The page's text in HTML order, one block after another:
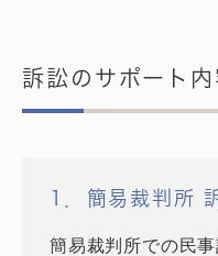
訴訟のサポート内
1．簡易裁判所
簡易裁判所での民